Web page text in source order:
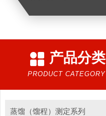
产品分类
PRODUCT CATEGORY
蒸馏（馏程）测定系列